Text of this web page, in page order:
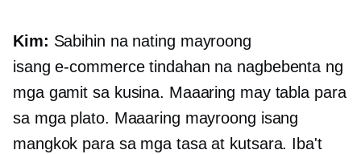
Kim: Sabihin na nating mayroong
isange-commercetindahan na nagbebenta ng
mga gamit sa kusina. Maaaring may tabla para
sa mga plato. Maaaring mayroong isang
mangkok para sa mga tasa at kutsara. Iba't